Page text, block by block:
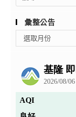
for:
彙整公告
整
選取月份